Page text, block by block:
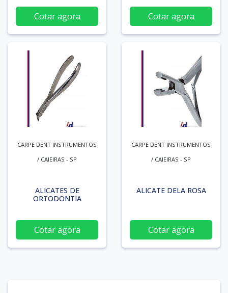
Cotar agora Cotar agora
CARPE DENT INSTRUMENTOS
/ CAIEIRAS - SP
ALICATES DE
ORTODONTIA
Cotar agora
CARPE DENT INSTRUMENTOS
/ CAIEIRAS - SP
ALICATE DELA ROSA
Cotar agora